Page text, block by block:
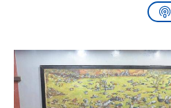
und Kandidaten der anstehenden